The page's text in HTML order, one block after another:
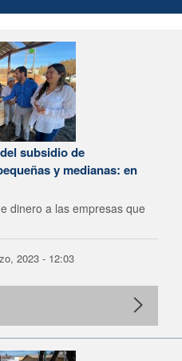
subsidio de
y medianas: en
dinero a las empresas que
2023 - 12:03